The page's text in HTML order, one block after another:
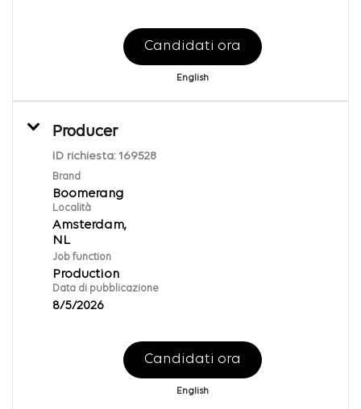
Candidati ora
English
Producer
ID richiesta: 169528
Brand
Boomerang
Località
Amsterdam,
Job function
Production
Data di pubblicazione
8/5/2026
Candidati ora
English